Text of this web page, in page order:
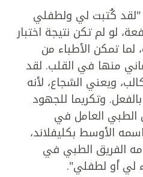
"لقد كُتبت لي ولطفلي
لو لم تكن نتيجة اختبار
19 إيجابية، لما تمكن الأطباء من
منها في القلب. لقد
ويعني الشجاع، لأنه
وتكريما للجهود
الطبي العامل في
الأوسط بكليفلاند،
الفريق الطبي في
أو لطفلي".